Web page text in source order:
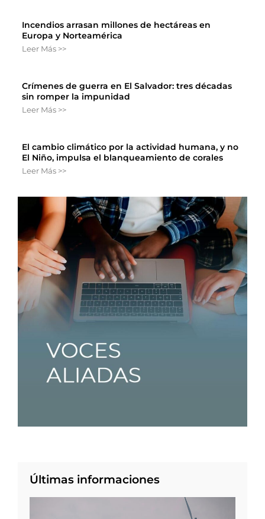
Incendios arrasan millones de hectáreas en
Europa y Norteamérica
Leer Más >>
Crímenes de guerra en El Salvador: tres décadas
sin romper la impunidad
Leer Más >>
El cambio climático por la actividad humana, y no
El Niño, impulsa el blanqueamiento de corales
Leer Más >>
Últimas informaciones